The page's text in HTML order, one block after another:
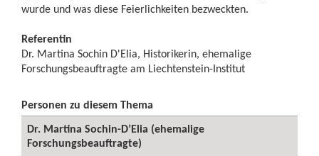
wurde und was diese Feierlichkeiten bezweckten.
Referentin
Dr. Martina Sochin D'Elia, Historikerin, ehemalige
Forschungsbeauftragte am Liechtenstein-Institut
Personen zu diesem Thema
Dr. Martina Sochin-D’Elia (ehemalige
Forschungsbeauftragte)